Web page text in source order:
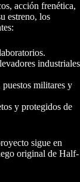
acción frenética,
estreno, los
industriales
militares y
y protegidos de
sigue en
original de Half-